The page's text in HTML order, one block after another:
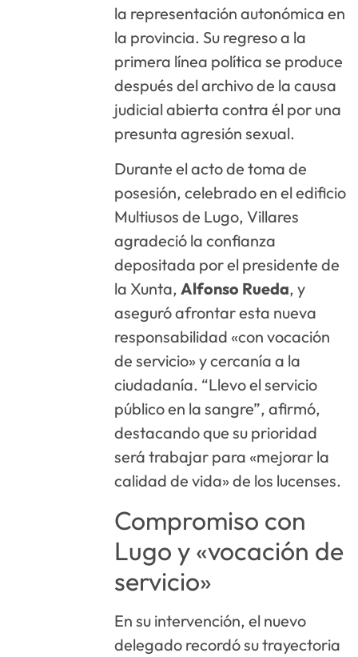
la representación autonómica en
la provincia. Su regreso a la
primera línea política se produce
después del archivo de la causa
judicial abierta contra él por una
presunta agresión sexual.
Durante el acto de toma de
posesión, celebrado en el edificio
Multiusos de Lugo, Villares
agradeció la confianza
depositada por el presidente de
la Xunta,Alfonso Rueda, y
aseguró afrontar esta nueva
responsabilidad «con vocación
de servicio» y cercanía a la
ciudadanía. “Llevo el servicio
público en la sangre”, afirmó,
destacando que su prioridad
será trabajar para «mejorar la
calidad de vida» de los lucenses.
Compromiso con
Lugo y «vocación de
servicio»
En su intervención, el nuevo
delegado recordó su trayectoria